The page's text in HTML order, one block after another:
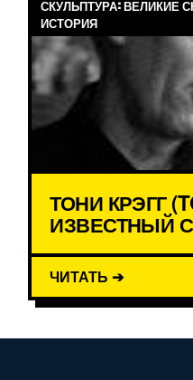
СКУЛЬПТУРА: ВЕЛИКИЕ
ИСТОРИЯ
ТОНИ КРЭГГ
ИЗВЕСТНЫЙ
ЧИТАТЬ ➔